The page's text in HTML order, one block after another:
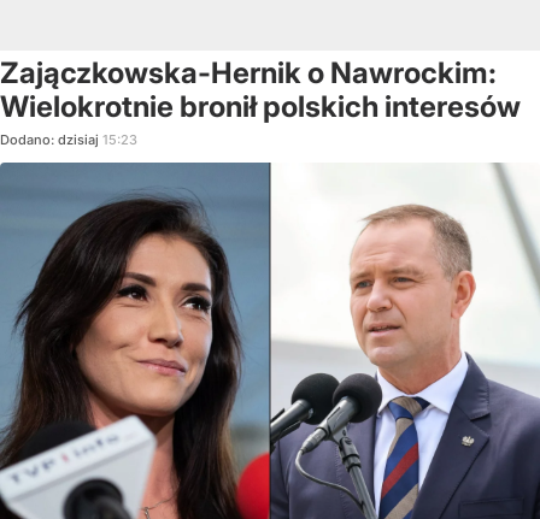
Zajączkowska-Hernik o Nawrockim:
Wielokrotnie bronił polskich interesów
Dodano: dzisiaj 15:23